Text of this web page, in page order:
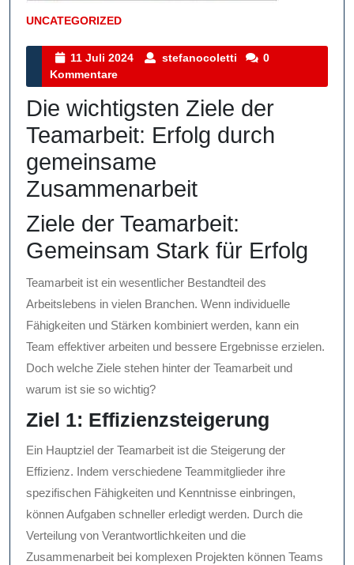
UNCATEGORIZED
Kategorie
11 Juli 2024
11
2024
stefanocoletti stefanocoletti
0
Kommentare
Die wichtigsten Ziele der
Teamarbeit: Erfolg durch
gemeinsame
Zusammenarbeit
Ziele der Teamarbeit:
Gemeinsam Stark für Erfolg
Teamarbeit ist ein wesentlicher Bestandteil des
Arbeitslebens in vielen Branchen. Wenn individuelle
Fähigkeiten und Stärken kombiniert werden, kann ein
Team effektiver arbeiten und bessere Ergebnisse erzielen.
Doch welche Ziele stehen hinter der Teamarbeit und
warum ist sie so wichtig?
Ziel 1: Effizienzsteigerung
Ein Hauptziel der Teamarbeit ist die Steigerung der
Effizienz. Indem verschiedene Teammitglieder ihre
spezifischen Fähigkeiten und Kenntnisse einbringen,
können Aufgaben schneller erledigt werden. Durch die
Verteilung von Verantwortlichkeiten und die
Zusammenarbeit bei komplexen Projekten können Teams